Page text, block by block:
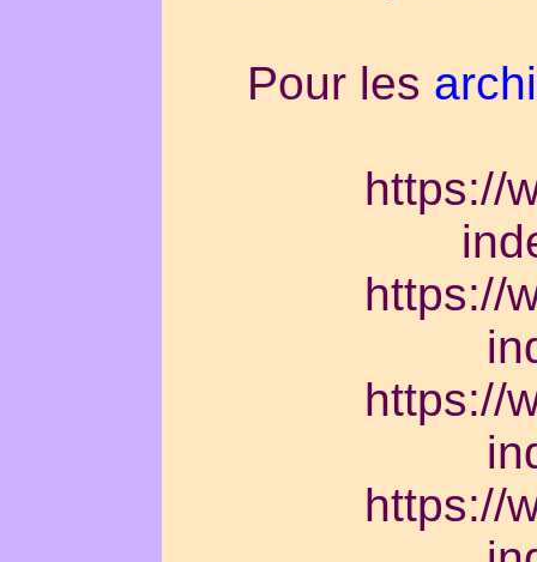
Pour les
https://
https://
https://
https://